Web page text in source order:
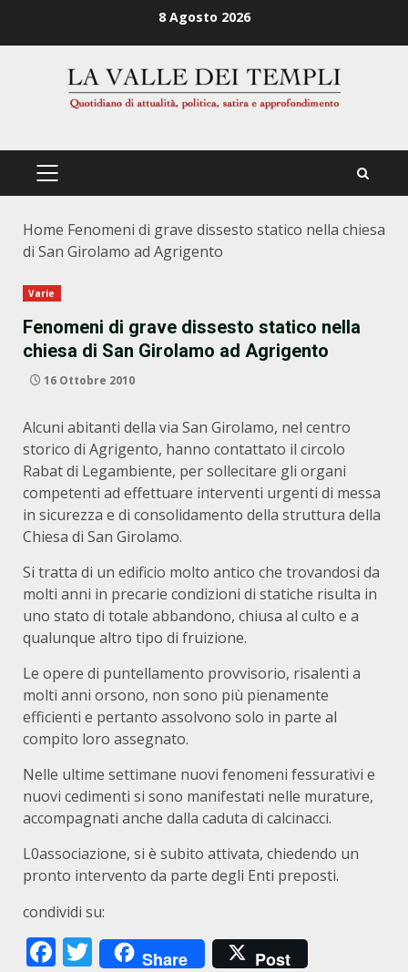
8 Agosto 2026
PRIMÄRES
Home Fenomeni di grave dissesto statico nella chiesa
di San Girolamo ad Agrigento
Varie
Fenomeni di grave dissesto statico nella
chiesa di San Girolamo ad Agrigento
16 Ottobre 2010
Alcuni abitanti della via San Girolamo, nel centro
storico di Agrigento, hanno contattato il circolo
Rabat di Legambiente, per sollecitare gli organi
competenti ad effettuare interventi urgenti di messa
in sicurezza e di consolidamento della struttura della
Chiesa di San Girolamo.
Si tratta di un edificio molto antico che trovandosi da
molti anni in precarie condizioni di statiche risulta in
uno stato di totale abbandono, chiusa al culto e a
qualunque altro tipo di fruizione.
Le opere di puntellamento provvisorio, risalenti a
molti anni orsono, non sono più pienamente
efficienti e pertanto assolvono solo in parte al
compito loro assegnato.
Nelle ultime settimane nuovi fenomeni fessurativi e
nuovi cedimenti si sono manifestati nelle murature,
accompagnati anche dalla caduta di calcinacci.
L0associazione, si è subito attivata, chiedendo un
pronto intervento da parte degli Enti preposti.
condividi su:
Facebook
Twitter
Share Post